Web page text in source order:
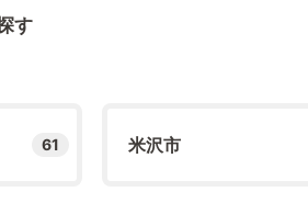
す
61 米沢市